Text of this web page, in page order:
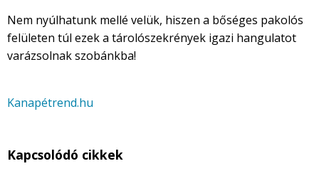
Nem nyúlhatunk mellé velük, hiszen a bőséges pakolós
felületen túl ezek a tárolószekrények igazi hangulatot
varázsolnak szobánkba!
Kanapétrend.hu
Kapcsolódó cikkek